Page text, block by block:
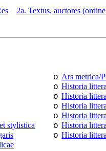
2a. Textus, auctores
stylistica
o Ars metrica/
o Historia
o Historia
o Historia
o Historia
o Historia
o Historia